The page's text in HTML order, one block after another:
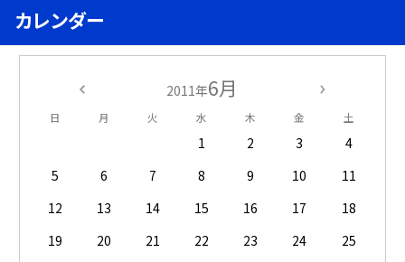
カレンダー
2011年6月
日 月 火 水 木 金 土
1 2 3
4
5
6 7 8 9 10
11
12
13 14 15 16 17
18
19
20 21 22 23 24
25